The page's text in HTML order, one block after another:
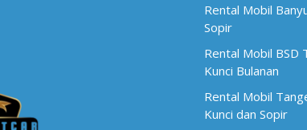
Rental Mobil
Sopir
Rental Mobil BSD
Kunci Bulanan
Rental Mobil
Kunci dan Sopir